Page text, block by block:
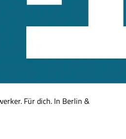
Für dich. In Berlin &